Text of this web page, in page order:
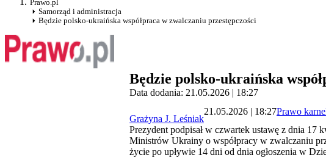
Prawo.pl
Samorząd i administracja
Będzie polsko-ukraińska współpraca w zwalczaniu przestępczości
Będzie polsko-ukraińska
Data dodania: 21.05.2026 | 18:27
Grażyna J. Leśniak
21.05.2026 | 18:27Prawo karne
Prezydent podpisał w czwartek ustawę z dnia
Ministrów Ukrainy o współpracy w zwalczaniu
życie po upływie 14 dni od dnia ogłoszenia w